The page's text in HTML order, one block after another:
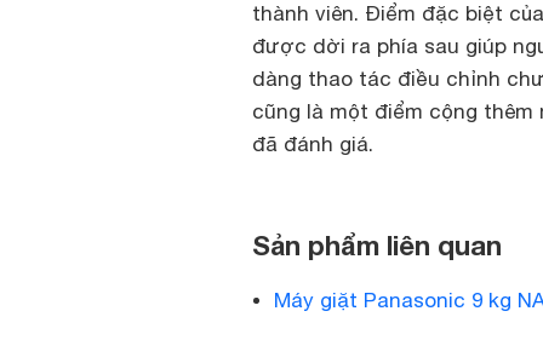
thành viên. Điểm đặc biệt
được dời ra phía sau giúp
dàng thao tác điều chỉnh
cũng là một điểm cộng
đã đánh giá.
Sản phẩm liên quan
Máy giặt Panasonic 9 kg